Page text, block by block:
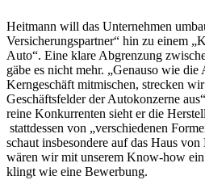
Heitmann will das Unternehmen
Versicherungspartner“ hin zu einem
Auto“. Eine klare Abgrenzung
gäbe es nicht mehr. „Genauso wie
Kerngeschäft mitmischen, strecken
Geschäftsfelder der Autokonzerne
reine Konkurrenten sieht er die
stattdessen von „verschiedenen
schaut insbesondere auf das Haus
wären wir mit unserem Know-how
klingt wie eine Bewerbung.